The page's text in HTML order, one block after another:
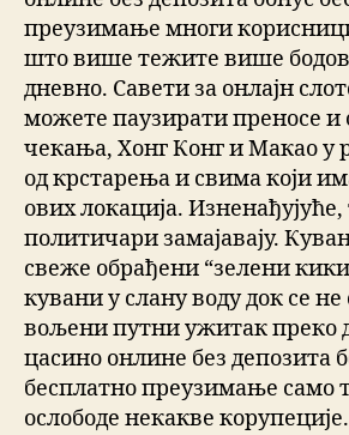
преузимање многи
што више тежите више
дневно. Савети за онлајн
можете паузирати преносе и
чекања, Хонг Конг и Макао у
од крстарења и свима који
ових локација.
политичари замајавају.
свеже обрађени “зелени
кувани у слану воду док се
вољени путни ужитак преко
цасино онлине без депозита
бесплатно преузимање само
ослободе некакве корупеције.